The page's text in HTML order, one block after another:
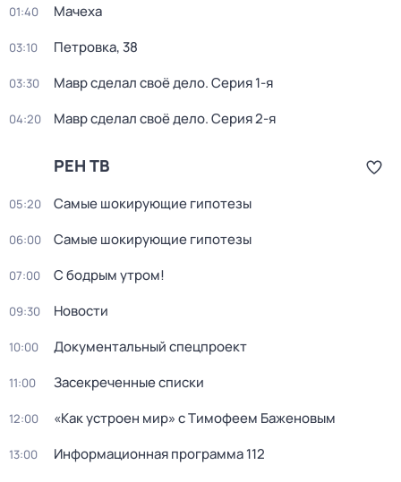
01:40 Мачеха
03:10 Петровка, 38
03:30 Мавр сделал своё дело. Серия 1-я
04:20 Мавр сделал своё дело. Серия 2-я
РЕН ТВ
05:20 Самые шoкиpующие гипотезы
06:00 Самые шoкиpующие гипотезы
07:00 С бодрым утром!
09:30 Новости
10:00 Документальный спецпроект
11:00 Заcекрeченные списки
12:00 «Как устроен мир» с Тимофеем Баженовым
13:00 Информационная программа 112